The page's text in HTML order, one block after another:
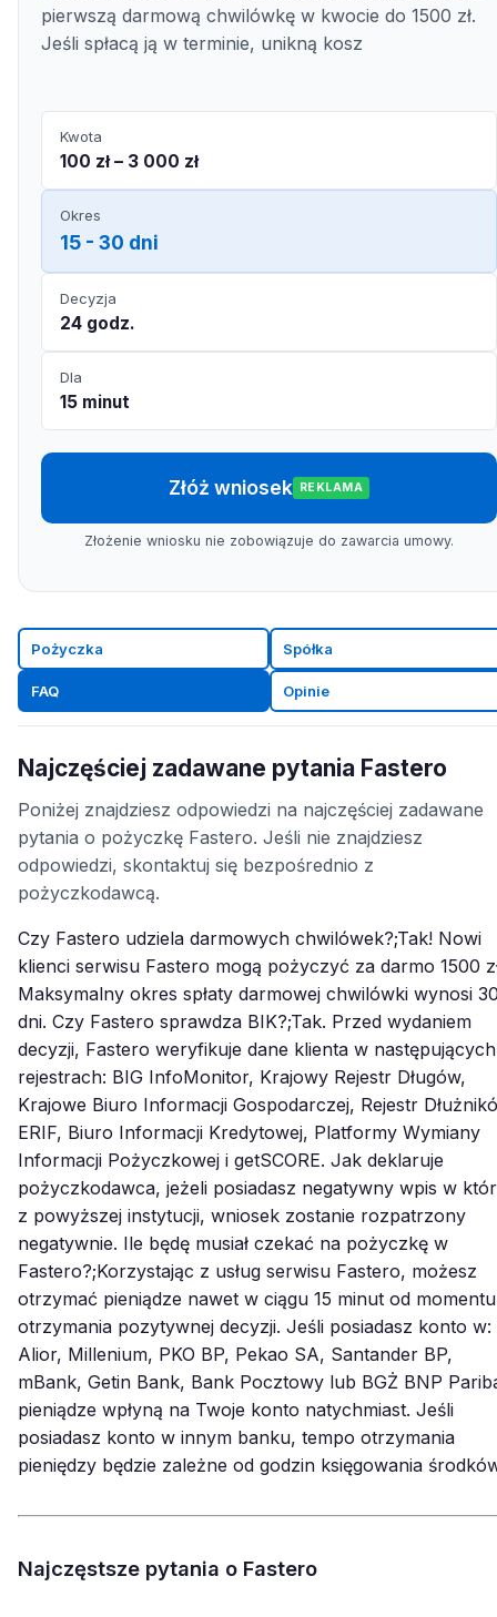
pierwszą darmową chwilówkę w kwocie do 1500 zł.
Jeśli spłacą ją w terminie, unikną kosz
Kwota
100 zł – 3 000 zł
Okres
15 - 30 dni
Decyzja
24 godz.
Dla
15 minut
Złóż wniosek REKLAMA
Złożenie wniosku nie zobowiązuje do zawarcia umowy.
Pożyczka Spółka
FAQ Opinie
Najczęściej zadawane pytania Fastero
Poniżej znajdziesz odpowiedzi na najczęściej zadawane
pytania o pożyczkę Fastero. Jeśli nie znajdziesz
odpowiedzi, skontaktuj się bezpośrednio z
pożyczkodawcą.
Czy Fastero udziela darmowych chwilówek?;Tak! Nowi
klienci serwisu Fastero mogą pożyczyć za darmo 1500
Maksymalny okres spłaty darmowej chwilówki wynosi
dni. Czy Fastero sprawdza BIK?;Tak. Przed wydaniem
decyzji, Fastero weryfikuje dane klienta w następujących
rejestrach: BIG InfoMonitor, Krajowy Rejestr Długów,
Krajowe Biuro Informacji Gospodarczej, Rejestr
ERIF, Biuro Informacji Kredytowej, Platformy Wymiany
Informacji Pożyczkowej i getSCORE. Jak deklaruje
pożyczkodawca, jeżeli posiadasz negatywny wpis w
z powyższej instytucji, wniosek zostanie rozpatrzony
negatywnie. Ile będę musiał czekać na pożyczkę w
Fastero?;Korzystając z usług serwisu Fastero, możesz
otrzymać pieniądze nawet w ciągu 15 minut od momentu
otrzymania pozytywnej decyzji. Jeśli posiadasz konto w:
Alior, Millenium, PKO BP, Pekao SA, Santander BP,
mBank, Getin Bank, Bank Pocztowy lub BGŻ BNP
pieniądze wpłyną na Twoje konto natychmiast. Jeśli
posiadasz konto w innym banku, tempo otrzymania
pieniędzy będzie zależne od godzin księgowania
Najczęstsze pytania o Fastero